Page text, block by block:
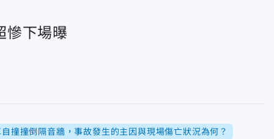
慘下場曝
撞撞倒隔音牆，事故發生的主因與現場傷亡狀況為何？